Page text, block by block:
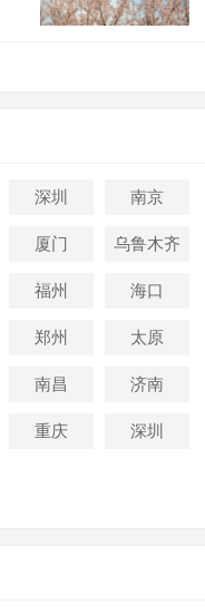
深圳 南京
厦门 乌鲁木齐
福州 海口
郑州 太原
南昌 济南
重庆 深圳